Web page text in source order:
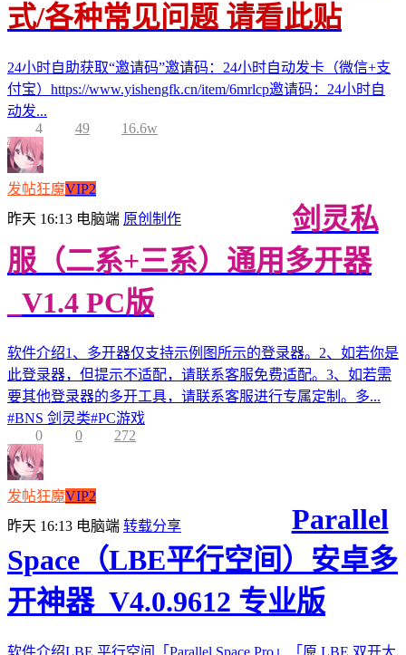
式/各种常见问题 请看此贴
24小时自助获取“邀请码”邀请码：24小时自动发卡（微信+支
付宝）https://www.yishengfk.cn/item/6mrlcp邀请码：24小时自
动发...
4
49 16.6w
发帖狂魔VIP2
昨天 16:13 电脑端 原创制作
剑灵私
服（二系+三系）通用多开器
_V1.4 PC版
软件介绍1、多开器仅支持示例图所示的登录器。2、如若你是
此登录器，但提示不适配，请联系客服免费适配。3、如若需
要其他登录器的多开工具，请联系客服进行专属定制。多...
#BNS 剑灵类#PC游戏
0
0 272
发帖狂魔VIP2
昨天 16:13 电脑端 转载分享
Parallel
Space（LBE平行空间）安卓多
开神器_V4.0.9612 专业版
软件介绍LBE 平行空间「Parallel Space Pro」「原 LBE 双开大